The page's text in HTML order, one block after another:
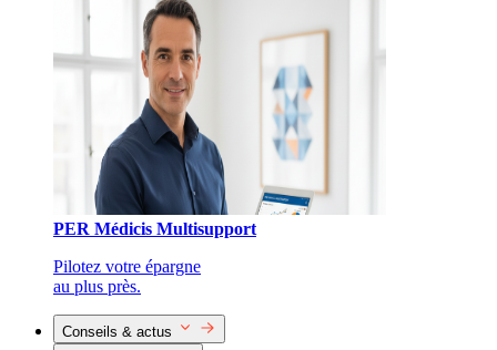
PER Médicis Multisupport
Pilotez votre épargne
au plus près.
Conseils & actus